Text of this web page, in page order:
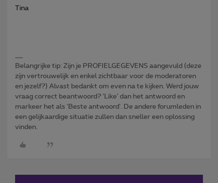
Tina
Belangrijke tip: Zijn je PROFIELGEGEVENS aangevuld (deze
zijn vertrouwelijk en enkel zichtbaar voor de moderatoren
en jezelf?) Alvast bedankt om even na te kijken. Werd jouw
vraag correct beantwoord? ‘Like’ dan het antwoord en
markeer het als 'Beste antwoord'. De andere forumleden in
een gelijkaardige situatie zullen dan sneller een oplossing
vinden.